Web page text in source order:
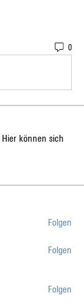
0
können sich
Folgen
Folgen
Folgen